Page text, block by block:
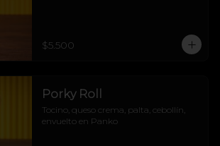
$5.500
Porky Roll
Tocino, queso crema, palta, cebollín,
envuelto en Panko